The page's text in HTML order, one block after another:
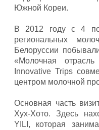
Южной Кореи.
В 2012 году c 4 по
региональных
Белоруссии
«Молочная
Innovative Trips
центром молочной
Основная часть
Хух-Хото. Здесь
YILI, которая